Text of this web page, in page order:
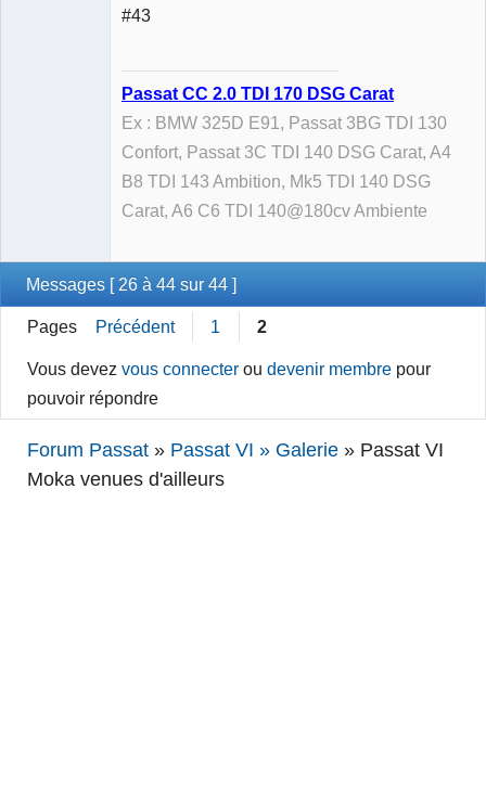
#43
Passat CC 2.0 TDI 170 DSG Carat
Ex : BMW 325D E91, Passat 3BG TDI 130
Confort, Passat 3C TDI 140 DSG Carat, A4
B8 TDI 143 Ambition, Mk5 TDI 140 DSG
Carat, A6 C6 TDI 140@180cv Ambiente
Messages [ 26 à 44 sur 44 ]
Pages Précédent 1 2
Vous devezvous connecter oudevenir membre pour
pouvoir répondre
Forum Passat » Passat VI » Galerie » Passat VI
Moka venues d'ailleurs